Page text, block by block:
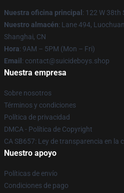
Nuestra oficina principal : 122 W 38th
Nuestro almacén: Lane 494,
Shanghai, CN
Hora: 9AM – 5PM (Mon – Fri)
Email : contact@suicideboys.shop
Nuestra empresa
Sobre nosotros
Términos y condiciones
Política de privacidad
DMCA - Política de Copyright
CA SB657: Ley de transparencia en la
Nuestro apoyo
Políticas de envío
Condiciones de pago